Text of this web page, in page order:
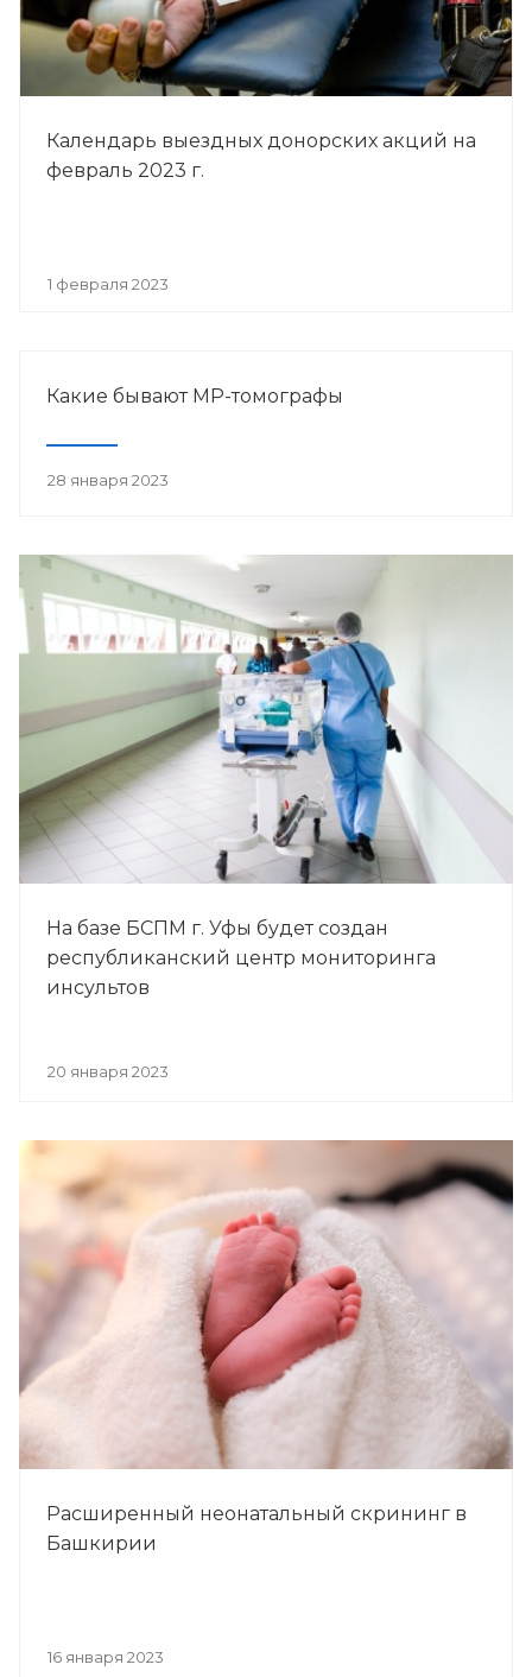
Календарь выездных донорских акций на
февраль 2023 г.
1 февраля 2023
Какие бывают МР-томографы
28 января 2023
На базе БСПМ г. Уфы будет создан
республиканский центр мониторинга
инсультов
20 января 2023
Расширенный неонатальный скрининг в
Башкирии
16 января 2023